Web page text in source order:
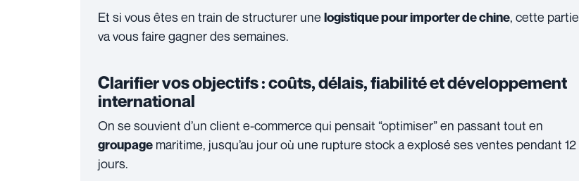
Et si vous êtes en train de structurer une logistique pour importer de chine, cette partie
va vous faire gagner des semaines.
Clarifier vos objectifs : coûts, délais, fiabilité et développement
international
On se souvient d’un client e-commerce qui pensait “optimiser” en passant tout en
groupage maritime, jusqu’au jour où une rupture stock a explosé ses ventes pendant 12
jours.